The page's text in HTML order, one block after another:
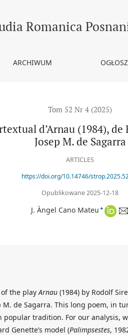
de Rodolf Sirera, a partir d’El
Romanica
ARCHIWUM
Tom 52 Nr 4 (2025)
d’Arnau (1984), de
Josep M. de Sagarra
ARTICLES
https://doi.org/10.14746/
Opublikowane 2025-12-18
J. Àngel Cano Mateu +
the play Arnau (1984) by Rodolf
M. de Sagarra. This long poem, in
tradition. For our analysis,
Genette’s model (Palimpsestes,